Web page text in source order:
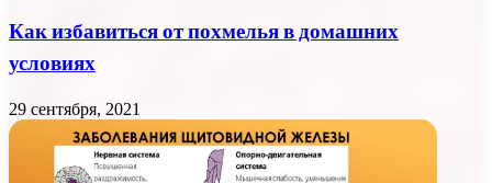
Как избавиться от похмелья в домашних
условиях
29 сентября, 2021